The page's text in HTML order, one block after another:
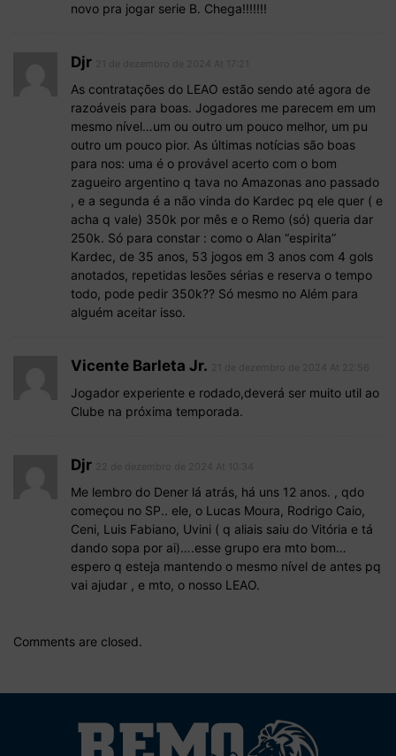
novo pra jogar serie B. Chega!!!!!!!
Djr
As contratações do LEAO estão sendo até agora de
razoáveis para boas. Jogadores me parecem em um
mesmo nível…um ou outro um pouco melhor, um pu
outro um pouco pior. As últimas notícias são boas
para nos: uma é o provável acerto com o bom
zagueiro argentino q tava no Amazonas ano passado
, e a segunda é a não vinda do Kardec pq ele quer ( e
acha q vale) 350k por mês e o Remo (só) queria dar
250k. Só para constar : como o Alan “espirita”
Kardec, de 35 anos, 53 jogos em 3 anos com 4 gols
anotados, repetidas lesões sérias e reserva o tempo
todo, pode pedir 350k?? Só mesmo no Além para
alguém aceitar isso.
Vicente Barleta Jr.
Jogador experiente e rodado,deverá ser muito util ao
Clube na próxima temporada.
Djr
Me lembro do Dener lá atrás, há uns 12 anos. , qdo
começou no SP.. ele, o Lucas Moura, Rodrigo Caio,
Ceni, Luis Fabiano, Uvini ( q aliais saiu do Vitória e tá
dando sopa por ai)….esse grupo era mto bom…
espero q esteja mantendo o mesmo nível de antes pq
vai ajudar , e mto, o nosso LEAO.
Comments are closed.